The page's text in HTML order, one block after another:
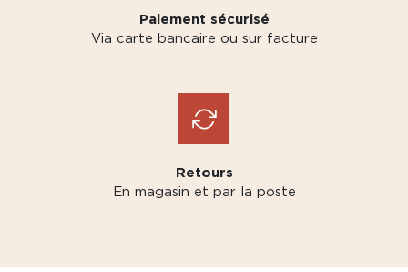
Paiement sécurisé
Via carte bancaire ou sur facture
Retours
En magasin et par la poste